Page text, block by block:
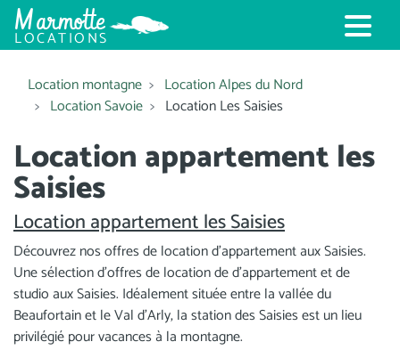
Marmotte
LOCATIONS
Location montagne
Location Alpes du Nord
Location Savoie
Location Les Saisies
Location appartement les
Saisies
Location appartement les Saisies
Découvrez nos offres de location d'appartement aux Saisies.
Une sélection d'offres de location de d'appartement et de
studio aux Saisies. Idéalement située entre la vallée du
Beaufortain et le Val d'Arly, la station des Saisies est un lieu
privilégié pour vacances à la montagne.